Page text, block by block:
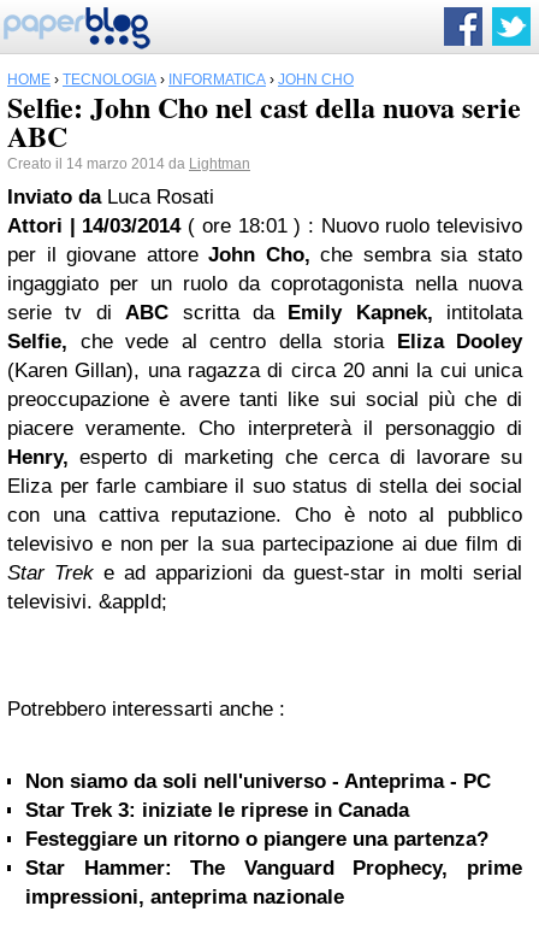
HOME › TECNOLOGIA › INFORMATICA › JOHN CHO
Selfie: John Cho nel cast della nuova serie
ABC
Creato il 14 marzo 2014 da Lightman
Inviato da Luca Rosati
Attori | 14/03/2014 ( ore 18:01 ) : Nuovo ruolo televisivo
per il giovane attoreJohn Cho, che sembra sia stato
ingaggiato per un ruolo da coprotagonista nella nuova
serie tv diABC scritta da Emily Kapnek, intitolata
Selfie, che vede al centro della storia Eliza Dooley
(Karen Gillan), una ragazza di circa 20 anni la cui unica
preoccupazione è avere tanti like sui social più che di
piacere veramente. Cho interpreterà il personaggio di
Henry, esperto di marketing che cerca di lavorare su
Eliza per farle cambiare il suo status di stella dei social
con una cattiva reputazione. Cho è noto al pubblico
televisivo e non per la sua partecipazione ai due film di
Star Trek e ad apparizioni da guest-star in molti serial
televisivi. &appId;
Potrebbero interessarti anche :
Non siamo da soli nell'universo - Anteprima - PC
Star Trek 3: iniziate le riprese in Canada
Festeggiare un ritorno o piangere una partenza?
Star Hammer: The Vanguard Prophecy, prime
impressioni, anteprima nazionale